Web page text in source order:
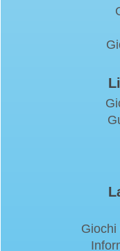
Giochi